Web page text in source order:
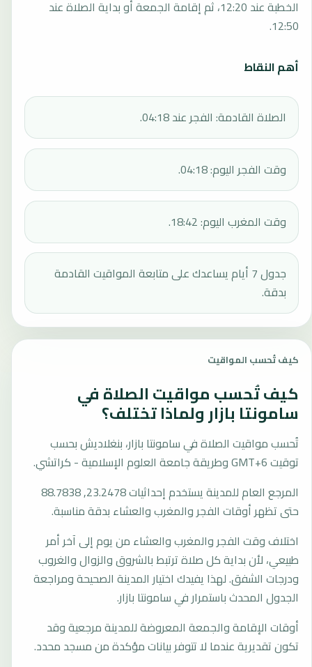
الخطبة عند 12:20، ثم إقامة الجمعة أو بداية الصلاة عند
12:50.
أهم النقاط
الصلاة القادمة: الفجر عند 04:18.
وقت الفجر اليوم: 04:18.
وقت المغرب اليوم: 18:42.
جدول 7 أيام يساعدك على متابعة المواقيت القادمة
بدقة.
كيف تُحسب المواقيت
كيف تُحسب مواقيت الصلاة في
سامونتا بازار ولماذا تختلف؟
تُحسب مواقيت الصلاة في سامونتا بازار، بنغلاديش بحسب
توقيت GMT+6 وطريقة جامعة العلوم الإسلامية - كراتشي.
المرجع العام للمدينة يستخدم إحداثيات 23.2478, 88.7838
حتى تظهر أوقات الفجر والمغرب والعشاء بدقة مناسبة.
اختلاف وقت الفجر والمغرب والعشاء من يوم إلى آخر أمر
طبيعي، لأن بداية كل صلاة ترتبط بالشروق والزوال والغروب
ودرجات الشفق. لهذا يفيدك اختيار المدينة الصحيحة ومراجعة
الجدول المحدث باستمرار في سامونتا بازار.
أوقات الإقامة والجمعة المعروضة للمدينة مرجعية وقد
تكون تقديرية عندما لا تتوفر بيانات مؤكدة من مسجد محدد.